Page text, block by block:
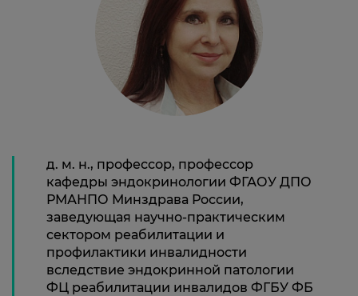
д. м. н., профессор, профессор
кафедры эндокринологии ФГАОУ ДПО
РМАНПО Минздрава России,
заведующая научно-практическим
сектором реабилитации и
профилактики инвалидности
вследствие эндокринной патологии
ФЦ реабилитации инвалидов ФГБУ ФБ